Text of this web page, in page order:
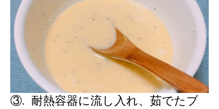
③. 耐熱容器に流し入れ、茹でたブ